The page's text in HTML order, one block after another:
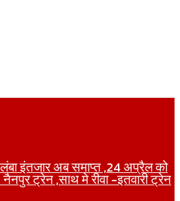
लंबा इंतजार अब समाप्त ,24 अप्रैल को
नैनपुर ट्रेन ,साथ मे रीवा -इतवारी ट्रेन